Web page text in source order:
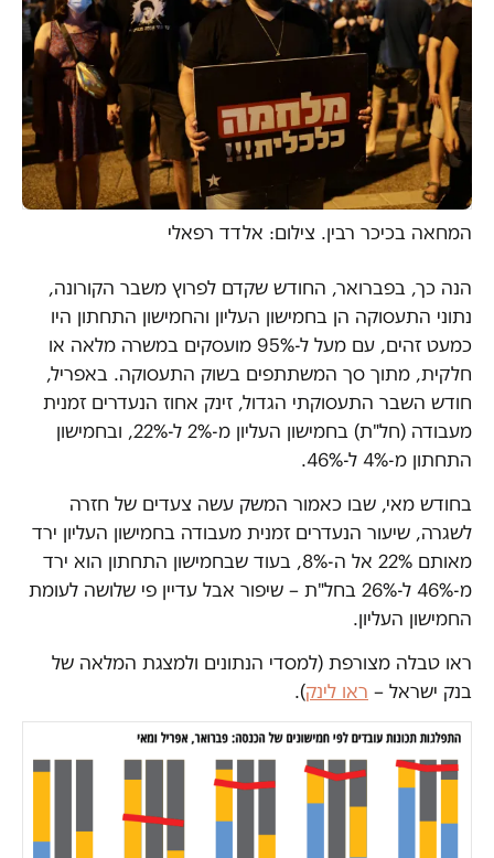
המחאה בכיכר רבין. צילום: אלדד רפאלי
הנה כך, בפברואר, החודש שקדם לפרוץ משבר הקורונה,
נתוני התעסוקה הן בחמישון העליון והחמישון התחתון היו
כמעט זהים, עם מעל ל-95% מועסקים במשרה מלאה או
חלקית, מתוך סך המשתתפים בשוק התעסוקה. באפריל,
חודש השבר התעסוקתי הגדול, זינק אחוז הנעדרים זמנית
מעבודה (חל"ת) בחמישון העליון מ-2% ל-22%, ובחמישון
התחתון מ-4% ל-46%.
בחודש מאי, שבו כאמור המשק עשה צעדים של חזרה
לשגרה, שיעור הנעדרים זמנית מעבודה בחמישון העליון ירד
מאותם 22% אל ה-8%, בעוד שבחמישון התחתון הוא ירד
מ-46% ל-26% בחל"ת – שיפור אבל עדיין פי שלושה לעומת
החמישון העליון.
ראו טבלה מצורפת (למסדי הנתונים ולמצגת המלאה של
בנק ישראל – ראו לינק).